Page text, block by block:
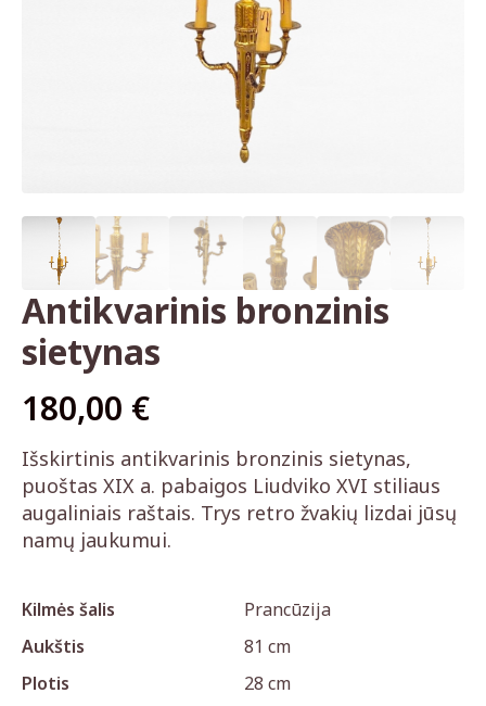
Antikvarinis bronzinis
sietynas
180,00 €
Išskirtinis antikvarinis bronzinis sietynas,
puoštas XIX a. pabaigos Liudviko XVI stiliaus
augaliniais raštais. Trys retro žvakių lizdai jūsų
namų jaukumui.
Kilmės šalis
Prancūzija
Aukštis
81 cm
Plotis
28 cm